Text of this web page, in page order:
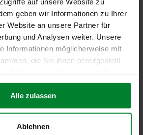
geben wir Informationen zu Ihrer
Website an unsere Partner für
und Analysen weiter. Unsere
Informationen möglicherweise mit
die Sie ihnen bereitgestellt
Alle zulassen
Ablehnen
Human Resource
am Limit: Wie Unternehmen
M. (2023). Trendstudie